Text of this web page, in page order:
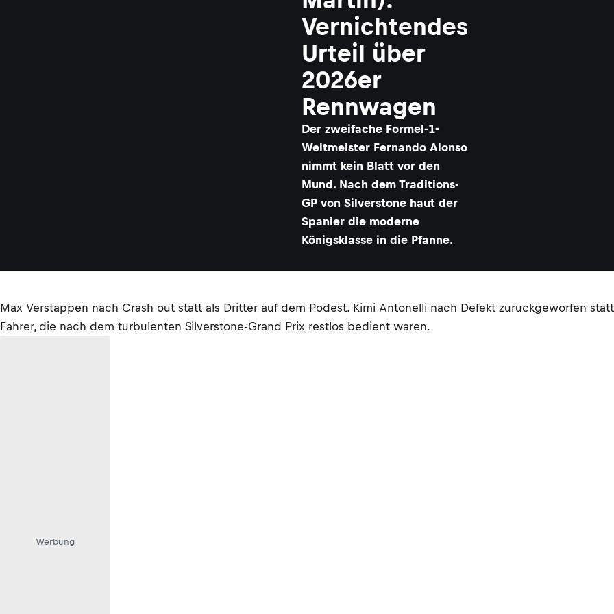
Vernichtendes
Urteil über
2026er
Rennwagen
Der zweifache Formel-1-
Weltmeister Fernando Alonso
nimmt kein Blatt vor den
Mund. Nach dem Traditions-
GP von Silverstone haut der
Spanier die moderne
Königsklasse in die Pfanne.
Max Verstappen nach Crash out statt als Dritter auf dem Podest. Kimi Antonelli nach Defekt zurückgeworfen
Fahrer, die nach dem turbulenten Silverstone-Grand Prix restlos bedient waren.
Werbung